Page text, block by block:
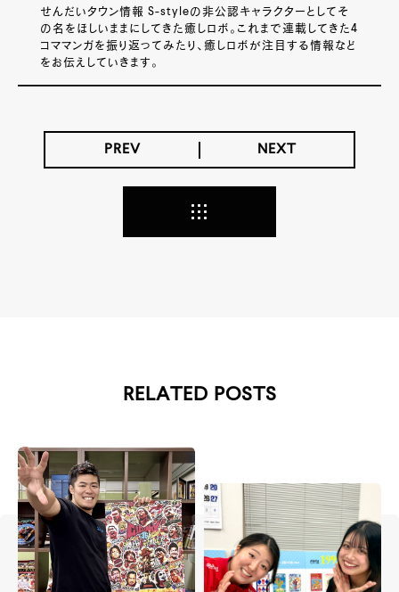
せんだいタウン情報 S-styleの非公認キャラクターとしてそ
の名をほしいままにしてきた癒しロボ。これまで連載してきた4
コママンガを振り返ってみたり、癒しロボが注目する情報など
をお伝えしていきます。
PREV NEXT
RELATED POSTS